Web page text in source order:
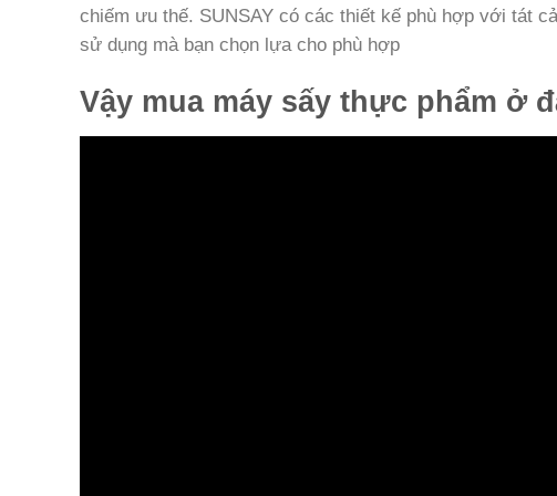
chiếm ưu thế. SUNSAY có các thiết kế phù hợp với tát
sử dụng mà bạn chọn lựa cho phù hợp
Vậy mua máy sấy thực phẩm ở